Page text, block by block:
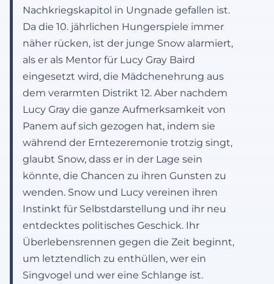
Nachkriegskapitol in Ungnade gefallen ist.
Da die 10. jährlichen Hungerspiele immer
näher rücken, ist der junge Snow alarmiert,
als er als Mentor für Lucy Gray Baird
eingesetzt wird, die Mädchenehrung aus
dem verarmten Distrikt 12. Aber nachdem
Lucy Gray die ganze Aufmerksamkeit von
Panem auf sich gezogen hat, indem sie
während der Erntezeremonie trotzig singt,
glaubt Snow, dass er in der Lage sein
könnte, die Chancen zu ihren Gunsten zu
wenden. Snow und Lucy vereinen ihren
Instinkt für Selbstdarstellung und ihr neu
entdecktes politisches Geschick. Ihr
Überlebensrennen gegen die Zeit beginnt,
um letztendlich zu enthüllen, wer ein
Singvogel und wer eine Schlange ist.